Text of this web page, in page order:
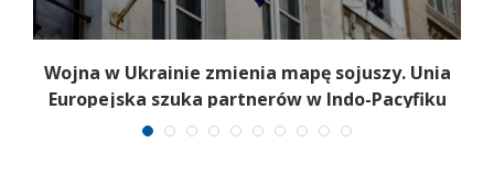
Wojna w Ukrainie zmienia mapę sojuszy. Unia
Europejska szuka partnerów w Indo-Pacyfiku